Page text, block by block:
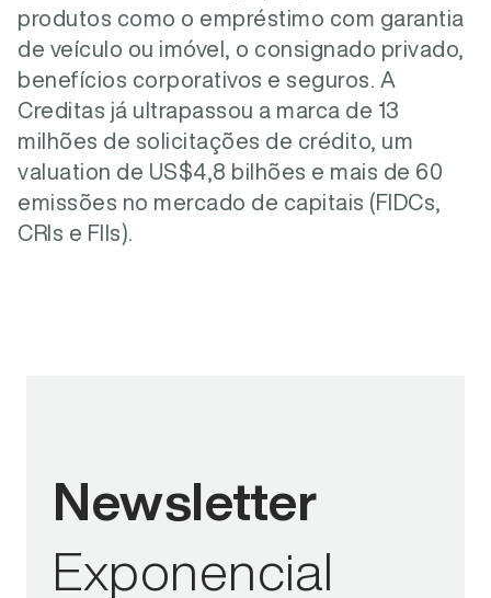
produtos como o empréstimo com garantia
de veículo ou imóvel, o consignado privado,
benefícios corporativos e seguros. A
Creditas já ultrapassou a marca de 13
milhões de solicitações de crédito, um
valuation de US$4,8 bilhões e mais de 60
emissões no mercado de capitais (FIDCs,
CRIs e FIIs).
Newsletter
Exponencial